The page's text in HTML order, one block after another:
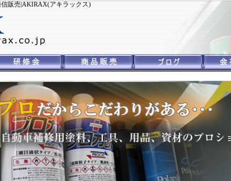
販売|AKIRAX(アキラックス)